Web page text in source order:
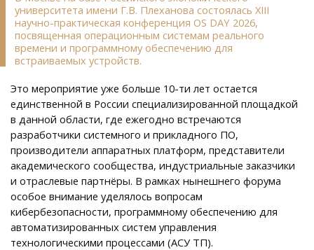
университета имени Г.В. Плеханова состоялась XIII
научно-практическая конференция OS DAY 2026,
посвященная операционным системам реального
времени и программному обеспечению для
встраиваемых устройств.
Это мероприятие уже больше 10-ти лет остается
единственной в России специализированной площадкой
в данной области, где ежегодно встречаются
разработчики системного и прикладного ПО,
производители аппаратных платформ, представители
академического сообщества, индустриальные заказчики
и отраслевые партнёры. В рамках нынешнего форума
особое внимание уделялось вопросам
кибербезопасности, программному обеспечению для
автоматизированных систем управления
технологическими процессами (АСУ ТП).